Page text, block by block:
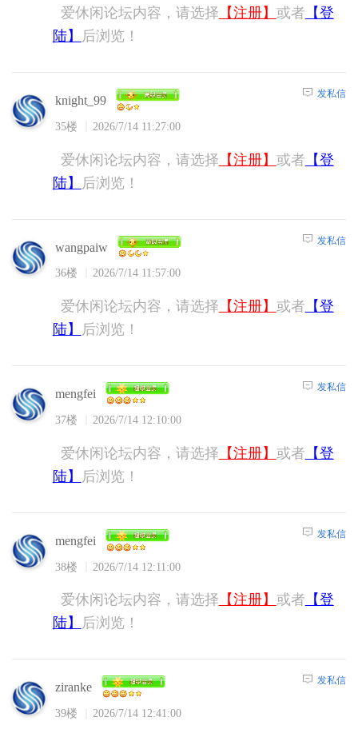
爱休闲论坛内容，请选择 【注册】 或者 【登
陆】
后浏览！
knight_99
35楼 2026/7/14 11:27:00
发私信
爱休闲论坛内容，请选择 【注册】 或者 【登
陆】
后浏览！
wangpaiw
36楼 2026/7/14 11:57:00
发私信
爱休闲论坛内容，请选择 【注册】 或者 【登
陆】
后浏览！
mengfei
37楼 2026/7/14 12:10:00
发私信
爱休闲论坛内容，请选择 【注册】 或者 【登
陆】
后浏览！
mengfei
38楼 2026/7/14 12:11:00
发私信
爱休闲论坛内容，请选择 【注册】 或者 【登
陆】
后浏览！
ziranke
39楼 2026/7/14 12:41:00
发私信